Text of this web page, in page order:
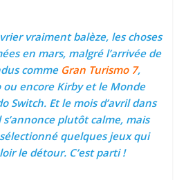
vraiment balèze, les choses
en mars, malgré l’arrivée de
comme Gran Turismo 7,
ou encore Kirby et le Monde
Switch. Et le mois d’avril dans
plutôt calme, mais
quelques jeux qui
le détour. C’est parti !